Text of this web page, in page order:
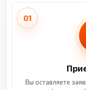
01
Вы оставляете